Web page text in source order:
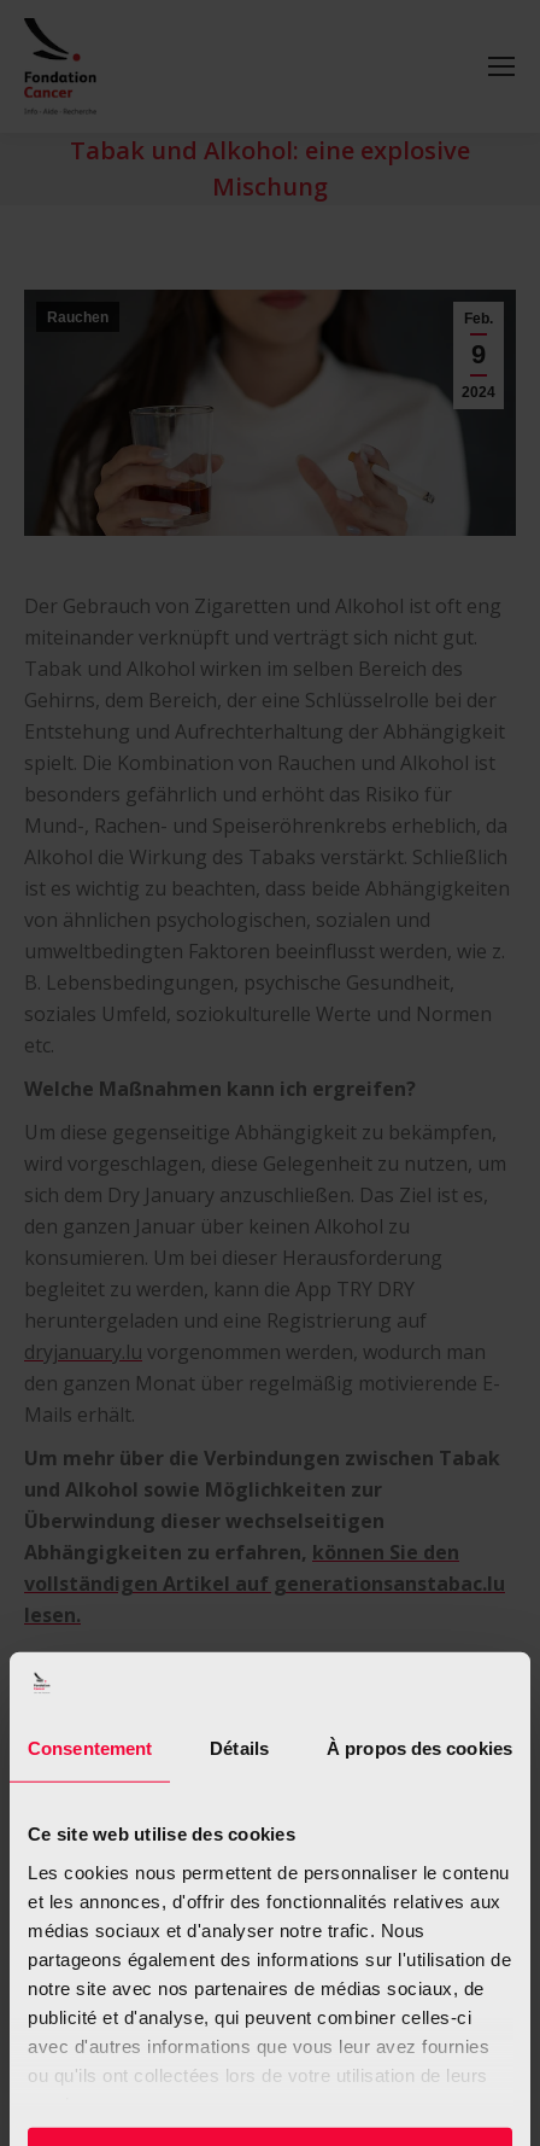
Consentement Détails À propos des cookies
Ce site web utilise des cookies
Les cookies nous permettent de personnaliser le contenu
et les annonces, d'offrir des fonctionnalités relatives aux
médias sociaux et d'analyser notre trafic. Nous
partageons également des informations sur l'utilisation de
notre site avec nos partenaires de médias sociaux, de
publicité et d'analyse, qui peuvent combiner celles-ci
avec d'autres informations que vous leur avez fournies
ou qu'ils ont collectées lors de votre utilisation de leurs
Tabak und Alkohol: eine explosive
Mischung
Feb.
9
2024
Rauchen
Der Gebrauch von Zigaretten und Alkohol ist oft eng
miteinander verknüpft und verträgt sich nicht gut.
Tabak und Alkohol wirken im selben Bereich des
Gehirns, dem Bereich, der eine Schlüsselrolle bei der
Entstehung und Aufrechterhaltung der Abhängigkeit
spielt. Die Kombination von Rauchen und Alkohol ist
besonders gefährlich und erhöht das Risiko für
Mund-, Rachen- und Speiseröhrenkrebs erheblich, da
Alkohol die Wirkung des Tabaks verstärkt. Schließlich
ist es wichtig zu beachten, dass beide Abhängigkeiten
von ähnlichen psychologischen, sozialen und
umweltbedingten Faktoren beeinflusst werden, wie z.
B. Lebensbedingungen, psychische Gesundheit,
soziales Umfeld, soziokulturelle Werte und Normen
etc.
Welche Maßnahmen kann ich ergreifen?
Um diese gegenseitige Abhängigkeit zu bekämpfen,
wird vorgeschlagen, diese Gelegenheit zu nutzen, um
sich dem Dry January anzuschließen. Das Ziel ist es,
den ganzen Januar über keinen Alkohol zu
konsumieren. Um bei dieser Herausforderung
begleitet zu werden, kann die App TRY DRY
heruntergeladen und eine Registrierung auf
dryjanuary.lu vorgenommen werden, wodurch man
den ganzen Monat über regelmäßig motivierende E-
Mails erhält.
Um mehr über die Verbindungen zwischen Tabak
und Alkohol sowie Möglichkeiten zur
Überwindung dieser wechselseitigen
Abhängigkeiten zu erfahren, können Sie den
vollständigen Artikel auf generationsanstabac.lu
lesen.
Kategorie:Rauchen 9. Februar 2024
Partager cet article
Share
on
Facebook
Share
on
X
Share
on
Pinterest
Share
on
LinkedIn
Was Sie auch interessieren
könnte